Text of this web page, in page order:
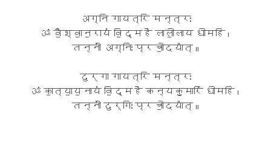
अग्नि गायत्रि मन्त्रः
ॐ वै॒श्वा॒न॒राय॑ वि॒द्महे॑ लाली॒लाय धीमहि ।
तन्नो॑ अग्निः प्रचो॒दया᳚त् ॥
दुर्गा गायत्रि मन्त्रः
ॐ का॒त्या॒य॒नाय॑ वि॒द्महे॑ कन्यकु॒मारि॑ धीमहि ।
तन्नो॑ दुर्गिः प्रचो॒दया᳚त् ॥